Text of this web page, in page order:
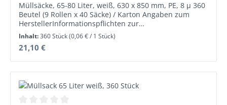
Müllsäcke, 65-80 Liter, weiß, 630 x 850 mm, PE, 8 µ 360
Beutel (9 Rollen x 40 Säcke) / Karton Angaben zum
HerstellerInformationspflichten zur
Produktsicherheitsverordnung (Bitte lesen Sie die
Warnhinweise und Sicherheitsinformationen auf dem
Datenblatt!)Abena Re-Seller GmbH, Liebigstraße 17,
24941 Flensburg Telefon (+49) 0461 978 876-0 Fax (+49)
29 info@abenareseller.de www.abenareseller.de
Inhalt:360 Stück(0,06 € / 1 Stück)
Regulärer Preis:
21,10 €